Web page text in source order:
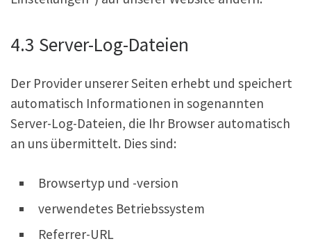
4.3 Server-Log-Dateien
Der Provider unserer Seiten erhebt und speichert
automatisch Informationen in sogenannten
Server-Log-Dateien, die Ihr Browser automatisch
an uns übermittelt. Dies sind:
Browsertyp und -version
verwendetes Betriebssystem
Referrer-URL